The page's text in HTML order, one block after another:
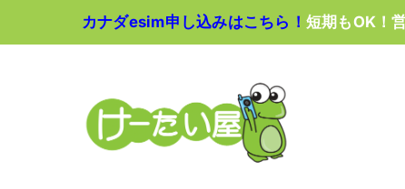
カナダesim申し込みはこちら！ 短期もOK！